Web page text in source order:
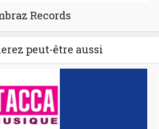
Records
peut-être aussi